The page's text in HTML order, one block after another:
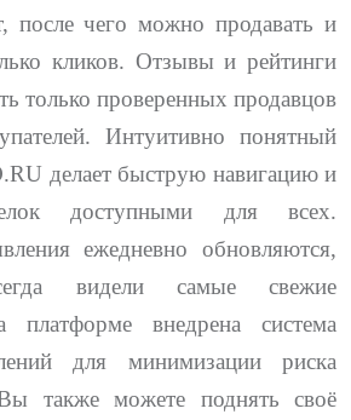
после чего можно продавать и
кликов. Отзывы и рейтинги
только проверенных продавцов
Интуитивно понятный
делает быструю навигацию и
доступными для всех.
ежедневно обновляются,
видели самые свежие
платформе внедрена система
для минимизации риска
также можете поднять своё